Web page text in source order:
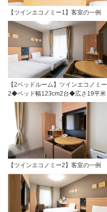
【ツインエコノミー1】客室の一例
【2ベッドルーム】ツインエコノミー
2◆ベッド幅123cm2台◆広さ19平米
【ツインエコノミー2】客室の一例